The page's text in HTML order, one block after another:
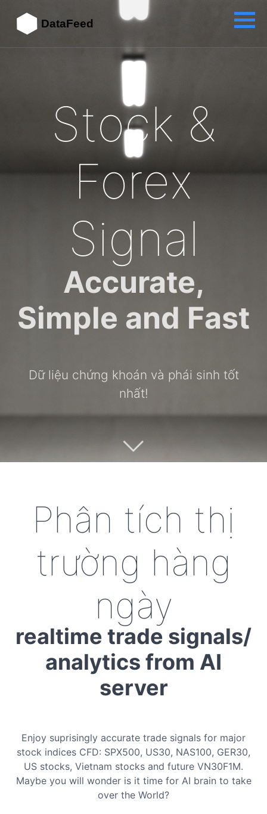
DataFeed
Stock &
Forex
Signal
Accurate,
Simple and Fast
Dữ liệu chứng khoán và phái sinh tốt
nhất!
Phân tích thị
trường hàng
ngày
realtime trade signals/
analytics from AI
server
Enjoy suprisingly accurate trade signals for major
stock indices CFD: SPX500, US30, NAS100, GER30,
US stocks, Vietnam stocks and future VN30F1M.
Maybe you will wonder is it time for AI brain to take
over the World?